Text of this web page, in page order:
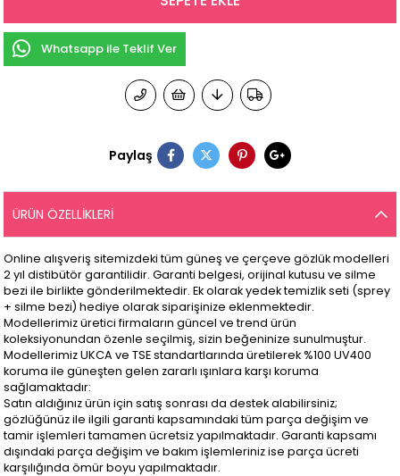
Whatsapp ile Teklif Ver
Paylaş
ÜRÜN ÖZELLIKLERI
Online alışveriş sitemizdeki tüm güneş ve çerçeve gözlük modelleri
2 yıl distibütör garantilidir. Garanti belgesi, orijinal kutusu ve silme
bezi ile birlikte gönderilmektedir. Ek olarak yedek temizlik seti (sprey
+ silme bezi) hediye olarak siparişinize eklenmektedir.
Modellerimiz üretici firmaların güncel ve trend ürün
koleksiyonundan özenle seçilmiş, sizin beğeninize sunulmuştur.
Modellerimiz UKCA ve TSE standartlarında üretilerek %100 UV400
koruma ile güneşten gelen zararlı ışınlara karşı koruma
sağlamaktadır:
Satın aldığınız ürün için satış sonrası da destek alabilirsiniz;
gözlüğünüz ile ilgili garanti kapsamındaki tüm parça değişim ve
tamir işlemleri tamamen ücretsiz yapılmaktadır. Garanti kapsamı
dışındaki parça değişim ve bakım işlemleriniz ise parça ücreti
karşılığında ömür boyu yapılmaktadır.